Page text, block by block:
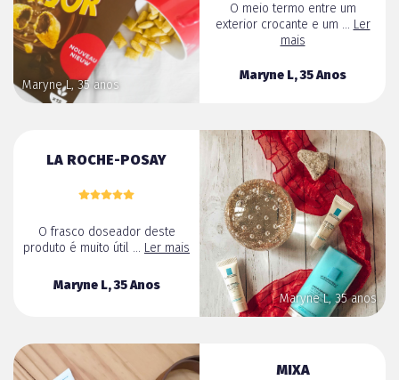
Maryne L, 35 anos
O meio termo entre um
exterior crocante e um ... Ler
mais
Maryne L, 35 Anos
Maryne L, 35 anos
LA ROCHE-POSAY
O frasco doseador deste
produto é muito útil ... Ler mais
Maryne L, 35 Anos
MIXA